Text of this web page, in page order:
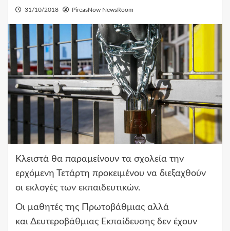
31/10/2018 PireasNow NewsRoom
Κλειστά θα παραμείνουν τα σχολεία την
ερχόμενη Τετάρτη προκειμένου να διεξαχθούν
οι εκλογές των εκπαιδευτικών.
Οι μαθητές της Πρωτοβάθμιας αλλά
και Δευτεροβάθμιας Εκπαίδευσης δεν έχουν